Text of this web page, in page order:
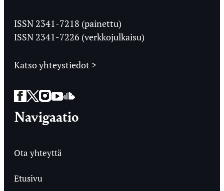
Ylioppilaslehti
ISSN 2341-7218 (painettu)
ISSN 2341-7226 (verkkojulkaisu)
Katso yhteystiedot >
Facebook
Twitter
Instagram
YouTube
SoundCloud
Navigaatio
Ota yhteyttä
Etusivu